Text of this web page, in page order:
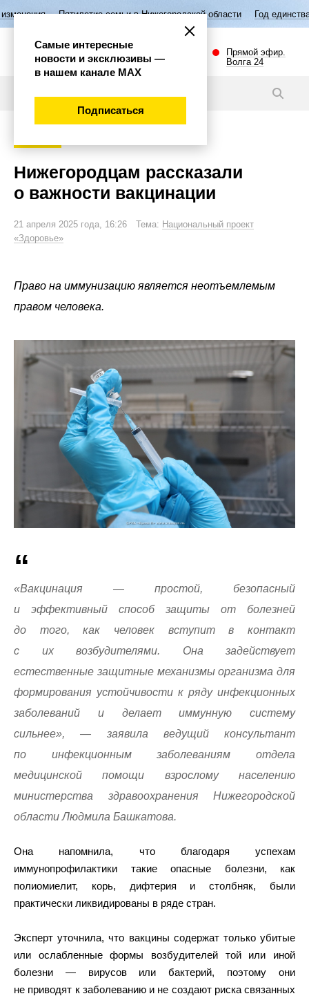
семьи в Нижегородской области Год единства народов России
Прямой эфир.
Волга 24
Нижегородцам рассказали
о важности вакцинации
21 апреля 2025 года, 16:26 Тема: Национальный проект
«Здоровье»
Право на иммунизацию является неотъемлемым
правом человека.
«Вакцинация — простой, безопасный
и эффективный способ защиты от болезней
до того, как человек вступит в контакт
с их возбудителями. Она задействует
естественные защитные механизмы организма для
формирования устойчивости к ряду инфекционных
заболеваний и делает иммунную систему
сильнее», — заявила ведущий консультант
по инфекционным заболеваниям отдела
медицинской помощи взрослому населению
министерства здравоохранения Нижегородской
области Людмила Башкатова.
Она напомнила, что благодаря успехам
иммунопрофилактики такие опасные болезни, как
полиомиелит, корь, дифтерия и столбняк, были
практически ликвидированы в ряде стран.
Эксперт уточнила, что вакцины содержат только убитые
или ослабленные формы возбудителей той или иной
болезни — вирусов или бактерий, поэтому они
не приводят к заболеванию и не создают риска связанных
Самые интересные
новости и эксклюзивы —
в нашем канале МАХ
Подписаться